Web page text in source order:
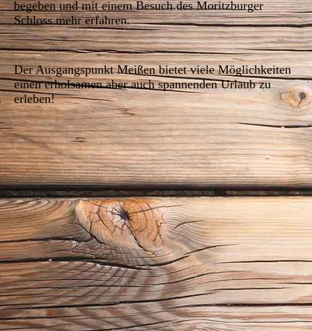
begeben und mit einem Besuch des Moritzburger
Schloss mehr erfahren.
Der Ausgangspunkt Meißen bietet viele Möglichkeiten
einen erholsamen aber auch spannenden Urlaub zu
erleben!